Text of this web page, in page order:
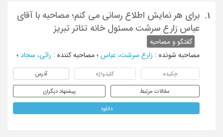
1.
برای هر نمایش اطلاع رسانی می کنم؛ مصاحبه با آقای
عباس زارع سرشت مسئول خانه تئاتر تبریز
گفتگو و مصاحبه
مصاحبه شونده : زارع سرشت، عباس ؛ مصاحبه کننده : راثی، سجاد ؛
چکیده کلیدواژه آدرس
مقالات مرتبط پیشنهاد دیگران
دانلود